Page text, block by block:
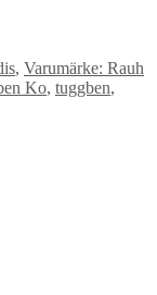
, Varumärke: Rauh
Ko, tuggben,